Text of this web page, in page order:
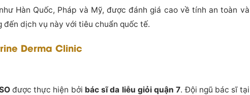
Hàn Quốc, Pháp và Mỹ, được đánh giá cao về tính an toàn và
đến dịch vụ này với tiêu chuẩn quốc tế.
Derma Clinic
được thực hiện bởi bác sĩ da liễu giỏi quận 7. Đội ngũ bác sĩ tại